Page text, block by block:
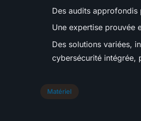
Des audits
Une expertise prouvée
Des solutions variées,
cybersécurité intégrée,
Matériel